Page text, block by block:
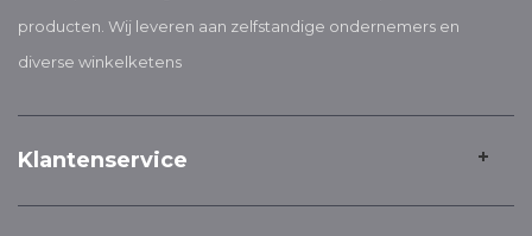
producten. Wij leveren aan zelfstandige ondernemers en
diverse winkelketens
Klantenservice